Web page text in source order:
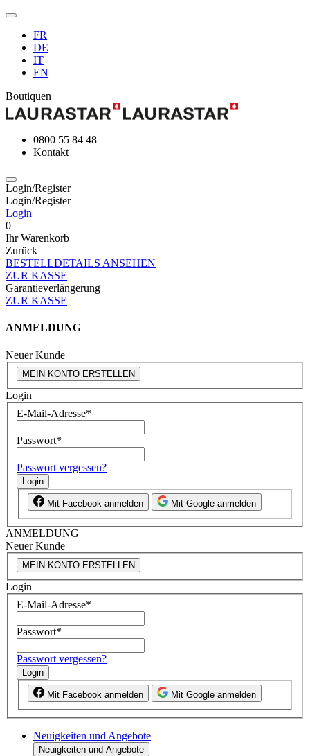
FR
DE
IT
EN
Boutiquen
0800 55 84 48
Kontakt
Login/Register
Login/Register
Login
0
Ihr Warenkorb
Zurück
BESTELLDETAILS ANSEHEN
ZUR KASSE
Garantieverlängerung
ZUR KASSE
ANMELDUNG
Neuer Kunde
MEIN KONTO ERSTELLEN
Login
E-Mail-Adresse*
Passwort*
Passwort vergessen?
Login
Mit Facebook anmelden Mit Google anmelden
ANMELDUNG
Neuer Kunde
MEIN KONTO ERSTELLEN
Login
E-Mail-Adresse*
Passwort*
Passwort vergessen?
Login
Mit Facebook anmelden Mit Google anmelden
Neuigkeiten und Angebote
Neuigkeiten und Angebote